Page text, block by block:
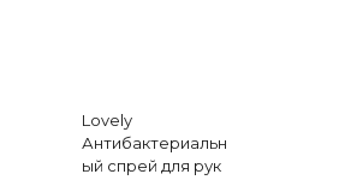
Lovely
Антибактериальн
ый спрей для рук